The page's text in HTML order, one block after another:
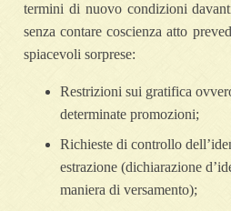
termini di nuovo condizioni
senza contare coscienza atto
spiacevoli sorprese:
Restrizioni sui gratifica
determinate promozioni;
Richieste di controllo
estrazione (dichiarazione
maniera di versamento);